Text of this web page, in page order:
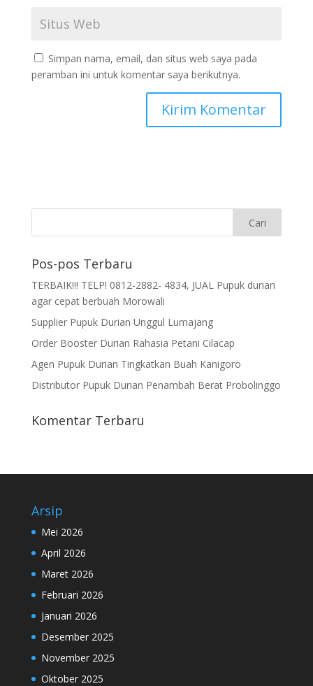
Simpan nama, email, dan situs web saya pada
peramban ini untuk komentar saya berikutnya.
Pos-pos Terbaru
TERBAIK!!! TELP! 0812-2882- 4834, JUAL Pupuk durian
agar cepat berbuah Morowali
Supplier Pupuk Durian Unggul Lumajang
Order Booster Durian Rahasia Petani Cilacap
Agen Pupuk Durian Tingkatkan Buah Kanigoro
Distributor Pupuk Durian Penambah Berat Probolinggo
Komentar Terbaru
Arsip
Mei 2026
April 2026
Maret 2026
Februari 2026
Januari 2026
Desember 2025
November 2025
Oktober 2025